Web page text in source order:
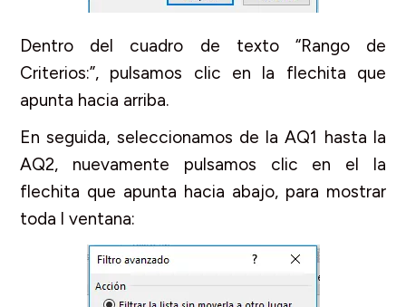
Dentro del cuadro de texto “Rango de
Criterios:”, pulsamos clic en la flechita que
apunta hacia arriba.
En seguida, seleccionamos de la AQ1 hasta la
AQ2, nuevamente pulsamos clic en el la
flechita que apunta hacia abajo, para mostrar
toda l ventana: